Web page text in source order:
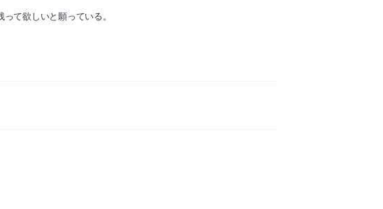
て欲しいと願っている。